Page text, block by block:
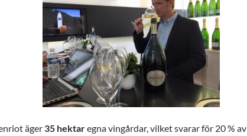
äger 35 hektaregna vingårdar, vilket svarar för 20 % av